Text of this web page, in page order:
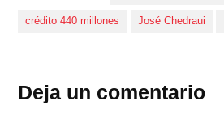
crédito 440 millones José Chedraui
Deja un comentario